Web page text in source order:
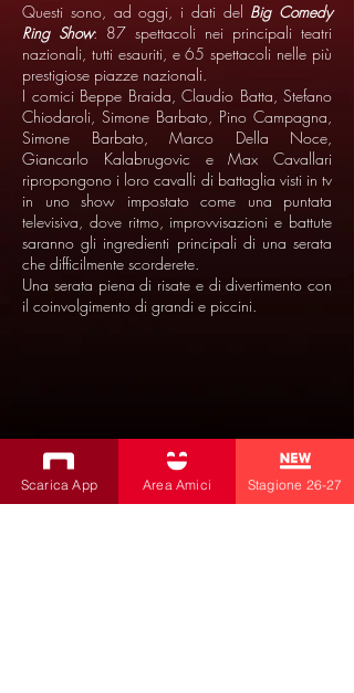
Questi sono, ad oggi, i dati del Big Comedy
Ring Show: 87 spettacoli nei principali teatri
nazionali, tutti esauriti, e 65 spettacoli nelle più
prestigiose piazze nazionali.
I comici Beppe Braida, Claudio Batta, Stefano
Chiodaroli, Simone Barbato, Pino Campagna,
Simone Barbato, Marco Della Noce,
Giancarlo Kalabrugovic e Max Cavallari
ripropongono i loro cavalli di battaglia visti in tv
in uno show impostato come una puntata
televisiva, dove ritmo, improvvisazioni e battute
saranno gli ingredienti principali di una serata
che difficilmente scorderete.
Una serata piena di risate e di divertimento con
il coinvolgimento di grandi e piccini.
Scarica App Area Amici Stagione 26-27